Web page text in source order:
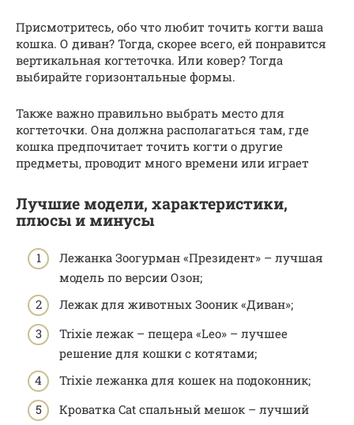
Присмотритесь, обо что любит точить когти ваша
кошка. О диван? Тогда, скорее всего, ей понравится
вертикальная когтеточка. Или ковер? Тогда
выбирайте горизонтальные формы.
Также важно правильно выбрать место для
когтеточки. Она должна располагаться там, где
кошка предпочитает точить когти о другие
предметы, проводит много времени или играет
Лучшие модели, характеристики,
плюсы и минусы
Лежанка Зоогурман «Президент» – лучшая
модель по версии Озон;
Лежак для животных Зооник «Диван»;
Trixie лежак – пещера «Leo» – лучшее
решение для кошки с котятами;
Trixie лежанка для кошек на подоконник;
Кроватка Cat спальный мешок – лучший